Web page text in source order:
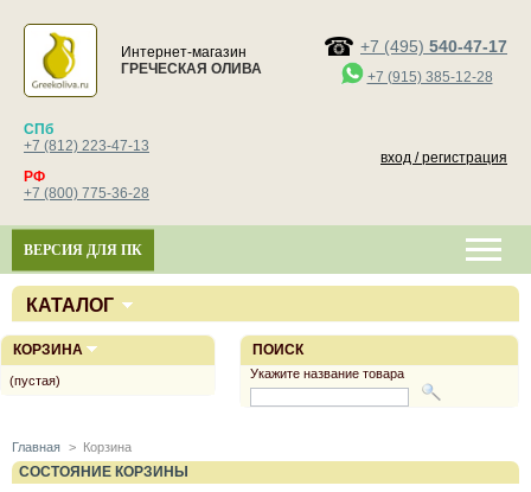
Интернет-магазин
ГРЕЧЕСКАЯ ОЛИВА
+7 (495) 540-47-17
+7 (915) 385-12-28
СПб
+7 (812) 223-47-13
РФ
+7 (800) 775-36-28
вход / регистрация
ВЕРСИЯ ДЛЯ ПК
КАТАЛОГ
Главная > Корзина
СОСТОЯНИЕ КОРЗИНЫ
ПОИСК
Укажите название товара
КОРЗИНА
(пустая)